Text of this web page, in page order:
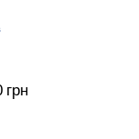
грн